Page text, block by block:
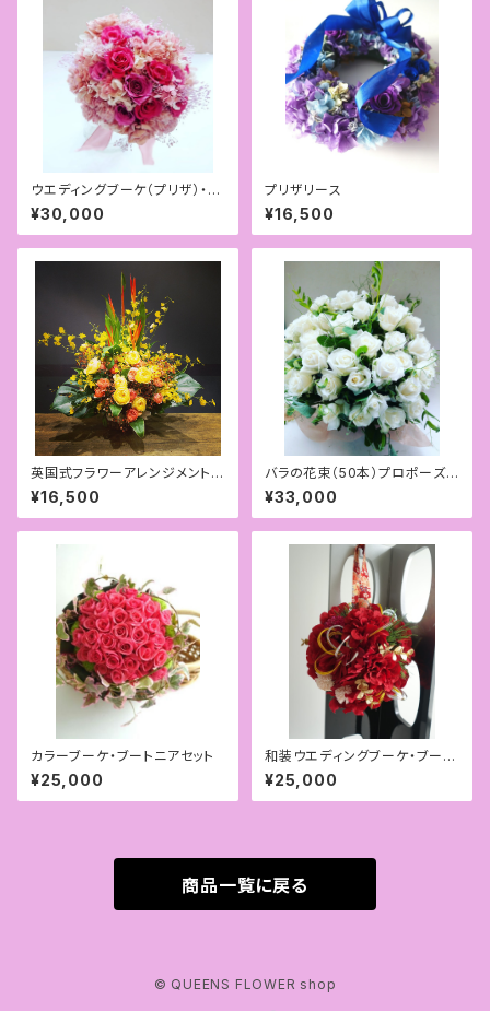
ウエディングブーケ（プリザ）・ブ
ートニアセット
¥30,000
プリザリース
¥16,500
英国式フラワーアレンジメント
（色・花はリクエスト可）
¥16,500
バラの花束（50本）プロポーズや
記念日に
¥33,000
カラーブーケ・ブートニアセット
¥25,000
和装ウエディングブーケ・ブート
ニアセット
¥25,000
商品一覧に戻る
© QUEENS FLOWER shop